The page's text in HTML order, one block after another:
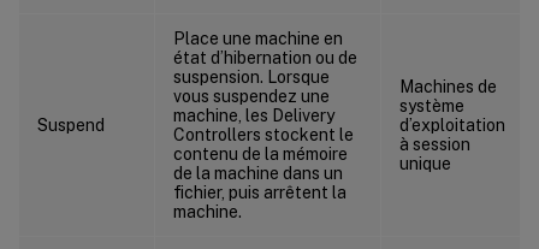
Suspend
Place une machine en
état d’hibernation ou de
suspension. Lorsque
vous suspendez une
machine, les Delivery
Controllers stockent le
contenu de la mémoire
de la machine dans un
fichier, puis arrêtent la
machine.
Machines de
système
d’exploitation
à session
unique